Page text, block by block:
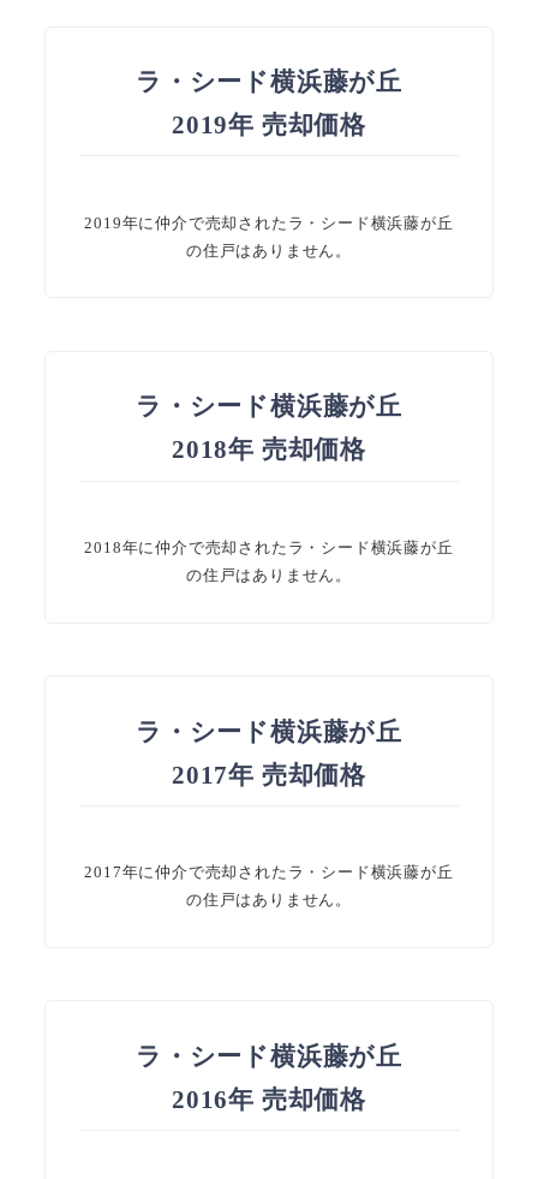
ラ・シード横浜藤が丘
2019年 売却価格
2019年に仲介で売却されたラ・シード横浜藤が丘
の住戸はありません。
ラ・シード横浜藤が丘
2018年 売却価格
2018年に仲介で売却されたラ・シード横浜藤が丘
の住戸はありません。
ラ・シード横浜藤が丘
2017年 売却価格
2017年に仲介で売却されたラ・シード横浜藤が丘
の住戸はありません。
ラ・シード横浜藤が丘
2016年 売却価格